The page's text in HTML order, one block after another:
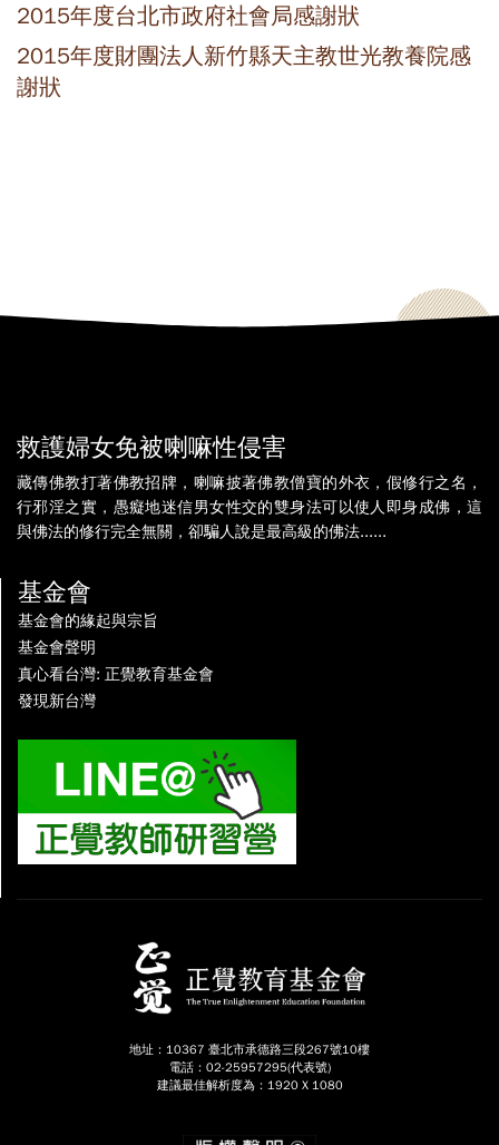
2015年度台北市政府社會局感謝狀
2015年度財團法人新竹縣天主教世光教養院感
謝狀
救護婦女免被喇嘛性侵害
藏傳佛教打著佛教招牌，喇嘛披著佛教僧寶的外衣，假修行之名，
行邪淫之實，愚癡地迷信男女性交的雙身法可以使人即身成佛，這
與佛法的修行完全無關，卻騙人說是最高級的佛法......
基金會
基金會的緣起與宗旨
基金會聲明
真心看台灣: 正覺教育基金會
發現新台灣
地址：10367 臺北市承德路三段267號10樓
電話：02-25957295(代表號)
建議最佳解析度為：1920 X 1080